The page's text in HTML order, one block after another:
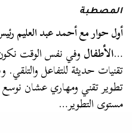
المصطبة
أول حوار مع أحمد عبد العليم
…الأطفالوفي نفس الوقت
تقنيات حديثة للتفاعل
تطوير تقني ومهاري عشان
مستوى التطوير…